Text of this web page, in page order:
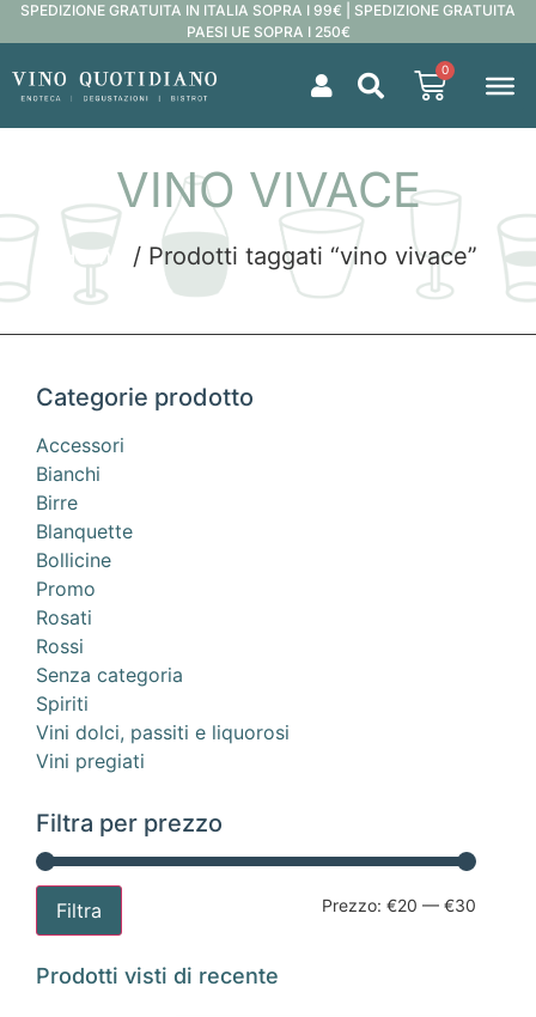
SPEDIZIONE GRATUITA IN ITALIA SOPRA I 99€ | SPEDIZIONE GRATUITA
PAESI UE SOPRA I 250€
0
VINO VIVACE
Home / Prodotti taggati “vino vivace”
Categorie prodotto
Accessori
Bianchi
Birre
Blanquette
Bollicine
Promo
Rosati
Rossi
Senza categoria
Spiriti
Vini dolci, passiti e liquorosi
Vini pregiati
Filtra per prezzo
Filtra Prezzo: €20 — €30
Prodotti visti di recente